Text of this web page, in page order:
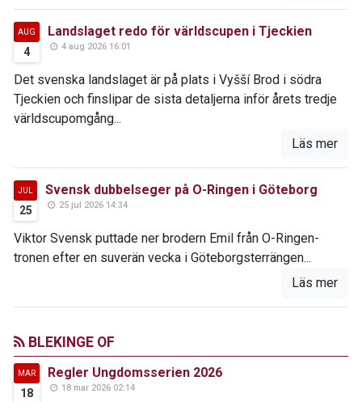
AUG
4
Landslaget redo för världscupen i Tjeckien
4 aug 2026 16:01
Det svenska landslaget är på plats i Vyšší Brod i södra
Tjeckien och finslipar de sista detaljerna inför årets tredje
världscupomgång...
Läs mer
JUL
25
Svensk dubbelseger på O-Ringen i Göteborg
25 jul 2026 14:34
Viktor Svensk puttade ner brodern Emil från O-Ringen-
tronen efter en suverän vecka i Göteborgsterrängen...
Läs mer
BLEKINGE OF
MAR
18
Regler Ungdomsserien 2026
18 mar 2026 02:14